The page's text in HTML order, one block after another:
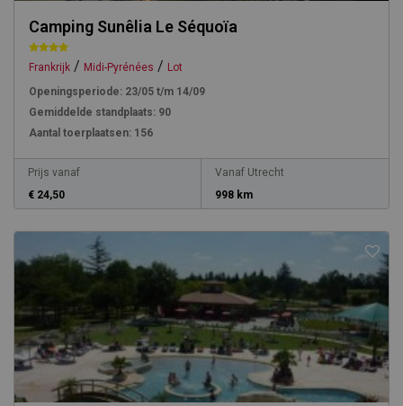
Camping Sunêlia Le Séquoïa
Frankrijk / Midi-Pyrénées / Lot
Openingsperiode: 23/05 t/m 14/09
Gemiddelde standplaats: 90
Aantal toerplaatsen: 156
Prijs vanaf
€ 24,50
Vanaf Utrecht
998 km